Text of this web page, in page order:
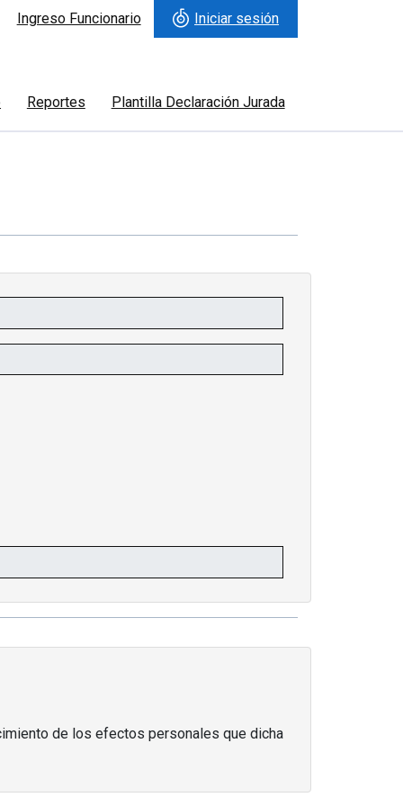
Ingreso Funcionario Iniciar sesión
Reportes Plantilla Declaración Jurada
de los efectos personales que dicha